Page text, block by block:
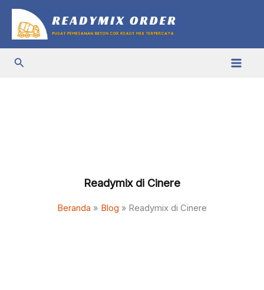
konten
Cari
Readymix di Cinere
Beranda Blog Readymix di Cinere